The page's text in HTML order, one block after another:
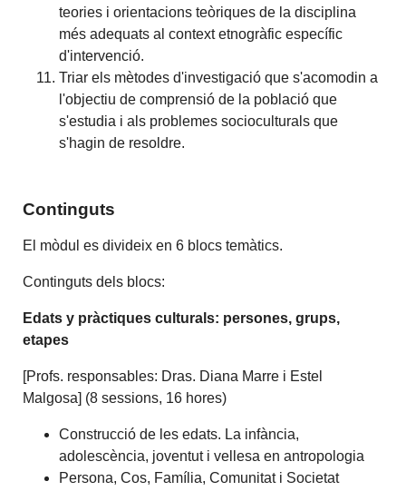
teories i orientacions teòriques de la disciplina
més adequats al context etnogràfic específic
d'intervenció.
Triar els mètodes d'investigació que s'acomodin a
l'objectiu de comprensió de la població que
s'estudia i als problemes socioculturals que
s'hagin de resoldre.
Continguts
El mòdul es divideix en 6 blocs temàtics.
Continguts dels blocs:
Edats y pràctiques culturals: persones, grups,
etapes
[Profs. responsables: Dras. Diana Marre i Estel
Malgosa] (8 sessions, 16 hores)
Construcció de les edats. La infància,
adolescència, joventut i vellesa en antropologia
Persona, Cos, Família, Comunitat i Societat